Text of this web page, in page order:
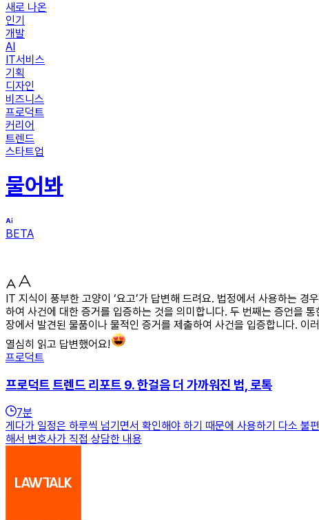
새로 나온
인기
개발
AI
IT서비스
기획
디자인
비즈니스
프로덕트
커리어
트렌드
스타트업
물어봐
BETA
IT 지식이 풍부한 고양이 ‘요고’가 답변해 드려요. 법정에서 사용하는
하여 사건에 대한 증거를 입증하는 것을 의미합니다. 두 번째는 증언을
장에서 발견된 물품이나 물적인 증거를 제출하여 사건을 입증합니다. 이
열심히 읽고 답변했어요!
프로덕트
프로덕트 트렌드 리포트 9. 한걸음 더 가까워진 법, 로톡
7분
게다가 일정은 하루씩 넘기면서 확인해야 하기 때문에 사용하기 다소
해서 변호사가 직접 상담한 내용